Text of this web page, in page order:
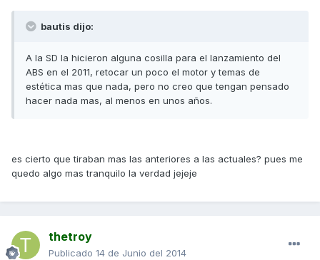
bautis dijo:
A la SD la hicieron alguna cosilla para el lanzamiento del
ABS en el 2011, retocar un poco el motor y temas de
estética mas que nada, pero no creo que tengan pensado
hacer nada mas, al menos en unos años.
es cierto que tiraban mas las anteriores a las actuales? pues me
quedo algo mas tranquilo la verdad jejeje
thetroy
Publicado 14 de Junio del 2014